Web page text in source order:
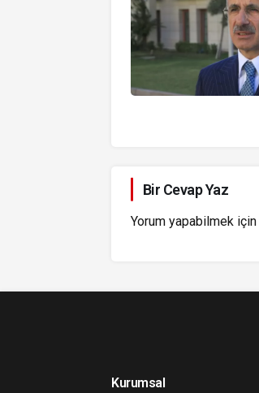
Bir Cevap Yaz
Yorum yapabilmek için
Kurumsal